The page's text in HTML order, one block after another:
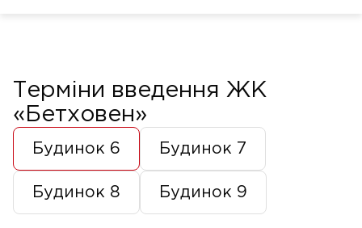
Терміни введення ЖК
«Бетховен»
Будинок 6 Будинок 7
Будинок 8 Будинок 9